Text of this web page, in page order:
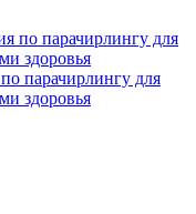
парачирлингу для
здоровья